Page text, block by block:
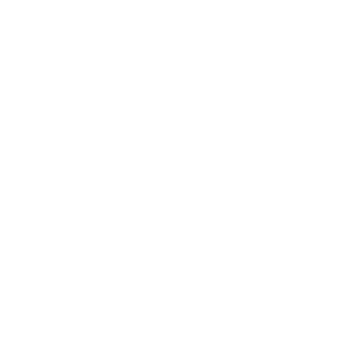
размер патрона диаметром 6,35
работы с различным крепежом. Вес